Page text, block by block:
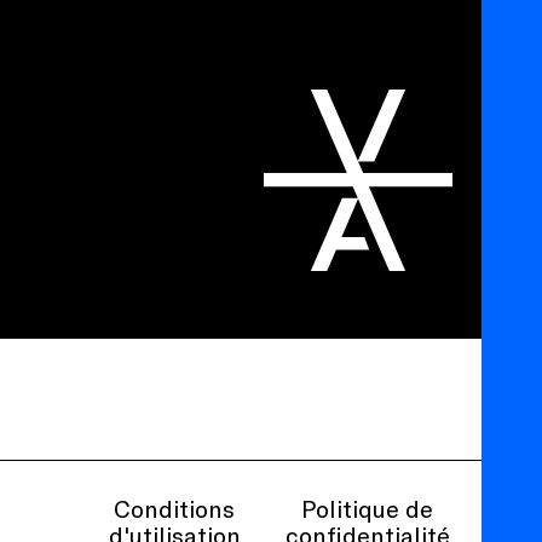
Conditions
d'utilisation
Politique de
confidentialité